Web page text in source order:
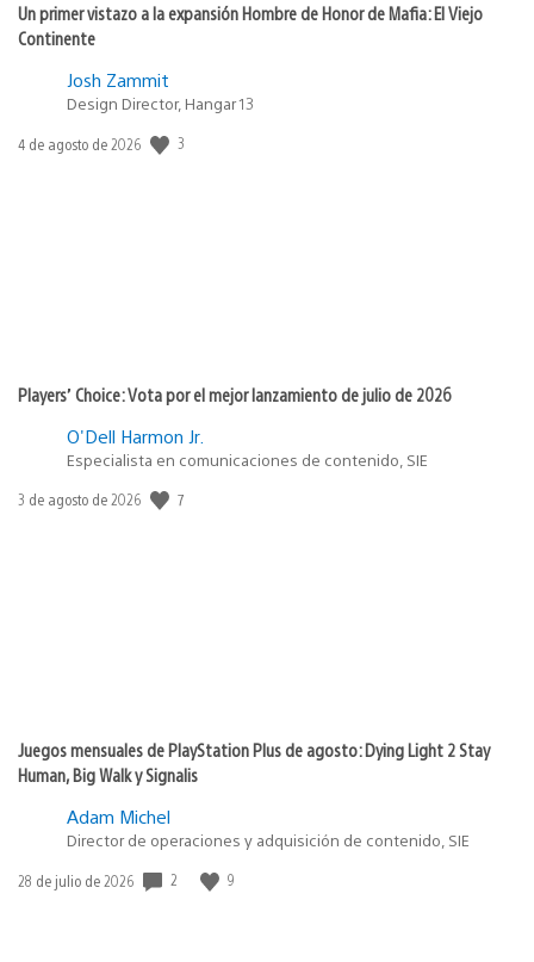
Un primer vistazo a la expansión Hombre de Honor de Mafia: El Viejo
Continente
Josh Zammit
Design Director, Hangar 13
Fecha
4 de agosto de 2026 3
Players’ Choice: Vota por el mejor lanzamiento de julio de 2026
O'Dell Harmon Jr.
Especialista en comunicaciones de contenido, SIE
Fecha
3 de agosto de 2026 7
Juegos mensuales de PlayStation Plus de agosto: Dying Light 2 Stay
Human, Big Walk y Signalis
Adam Michel
Director de operaciones y adquisición de contenido, SIE
Fecha
28 de julio de 2026 2 9